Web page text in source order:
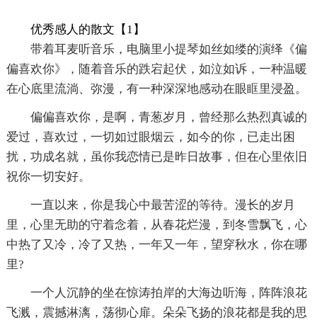
优秀感人的散文【1】
带着耳麦听音乐，电脑里小提琴如丝如缕的演绎《偏
偏喜欢你》，随着音乐的跌宕起伏，如泣如诉，一种温暖
在心底里流淌、弥漫，有一种深深地感动在眼眶里浸盈。
偏偏喜欢你，是啊，青葱岁月，曾经那么热烈真诚的
爱过，喜欢过，一切如过眼烟云，如今的你，已走出困
扰，功成名就，虽你我恋情已是昨日故事，但在心里依旧
祝你一切安好。
一直以来，你是我心中最苦涩的等待。漫长的岁月
里，心里无助的守着念着，从春花烂漫，到冬雪飘飞，心
中热了又冷，冷了又热，一年又一年，望穿秋水，你在哪
里?
一个人沉静的坐在惊涛拍岸的大海边听海，阵阵浪花
飞溅，震撼淋漓，荡彻心扉。朵朵飞扬的浪花都是我的思